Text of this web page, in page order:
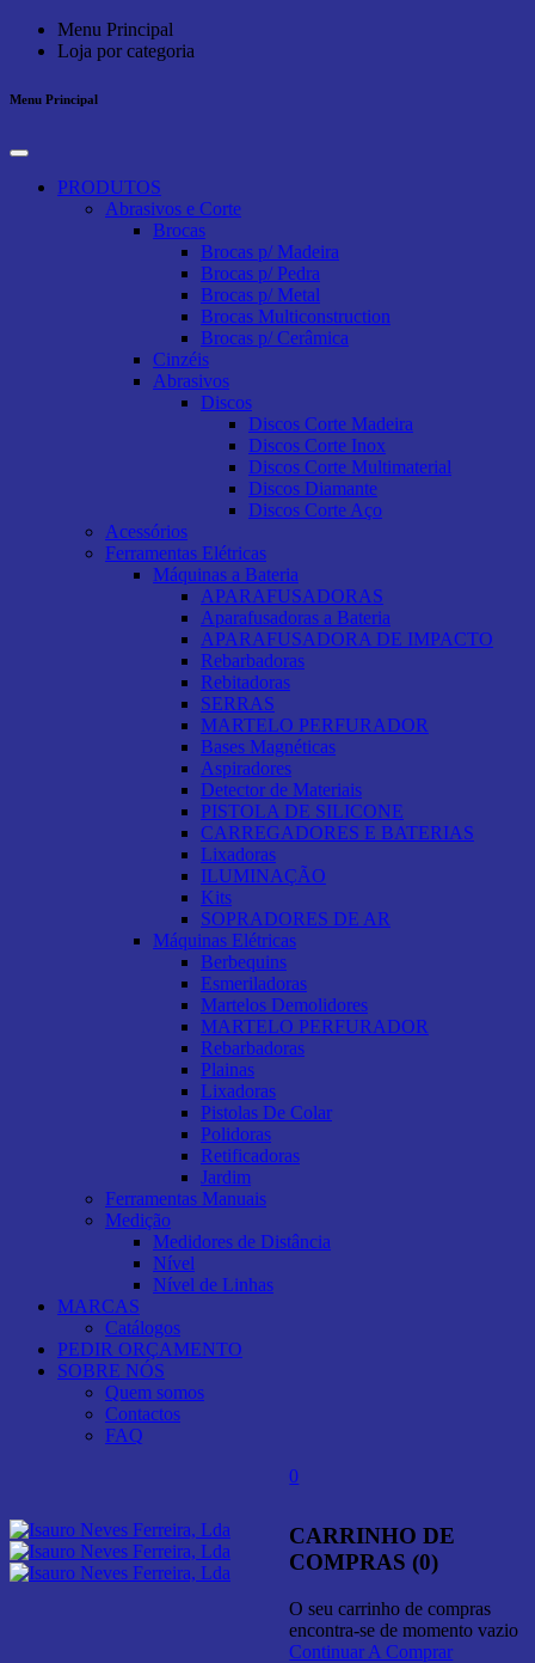
Menu Principal
Loja por categoria
Menu Principal
PRODUTOS
Abrasivos e Corte
Brocas
Brocas p/ Madeira
Brocas p/ Pedra
Brocas p/ Metal
Brocas Multiconstruction
Brocas p/ Cerâmica
Cinzéis
Abrasivos
Discos
Discos Corte Madeira
Discos Corte Inox
Discos Corte Multimaterial
Discos Diamante
Discos Corte Aço
Acessórios
Ferramentas Elétricas
Máquinas a Bateria
APARAFUSADORAS
Aparafusadoras a Bateria
APARAFUSADORA DE IMPACTO
Rebarbadoras
Rebitadoras
SERRAS
MARTELO PERFURADOR
Bases Magnéticas
Aspiradores
Detector de Materiais
PISTOLA DE SILICONE
CARREGADORES E BATERIAS
Lixadoras
ILUMINAÇÃO
Kits
SOPRADORES DE AR
Máquinas Elétricas
Berbequins
Esmeriladoras
Martelos Demolidores
MARTELO PERFURADOR
Rebarbadoras
Plainas
Lixadoras
Pistolas De Colar
Polidoras
Retificadoras
Jardim
Ferramentas Manuais
Medição
Medidores de Distância
Nível
Nível de Linhas
MARCAS
Catálogos
PEDIR ORÇAMENTO
SOBRE NÓS
Quem somos
Contactos
FAQ
0
CARRINHO DE
COMPRAS (0)
O seu carrinho de compras
encontra-se de momento vazio
Continuar A Comprar